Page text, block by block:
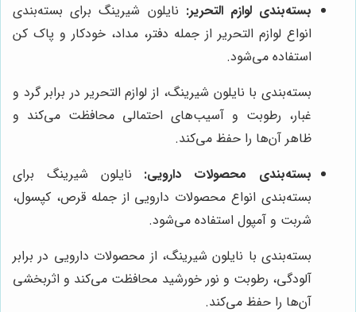
بسته‌بندی لوازم التحریر: نایلون شیرینگ برای بسته‌بندی
انواع لوازم التحریر از جمله دفتر، مداد، خودکار و پاک کن
استفاده می‌شود.
بسته‌بندی با نایلون شیرینگ، از لوازم التحریر در برابر گرد و
غبار، رطوبت و آسیب‌های احتمالی محافظت می‌کند و
ظاهر آن‌ها را حفظ می‌کند.
بسته‌بندی محصولات دارویی: نایلون شیرینگ برای
بسته‌بندی انواع محصولات دارویی از جمله قرص، کپسول،
شربت و آمپول استفاده می‌شود.
بسته‌بندی با نایلون شیرینگ، از محصولات دارویی در برابر
آلودگی، رطوبت و نور خورشید محافظت می‌کند و اثربخشی
آن‌ها را حفظ می‌کند.